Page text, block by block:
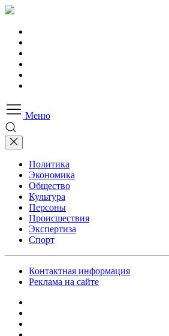
Меню
Политика
Экономика
Общество
Культура
Персоны
Происшествия
Экспертиза
Спорт
Контактная информация
Реклама на сайте